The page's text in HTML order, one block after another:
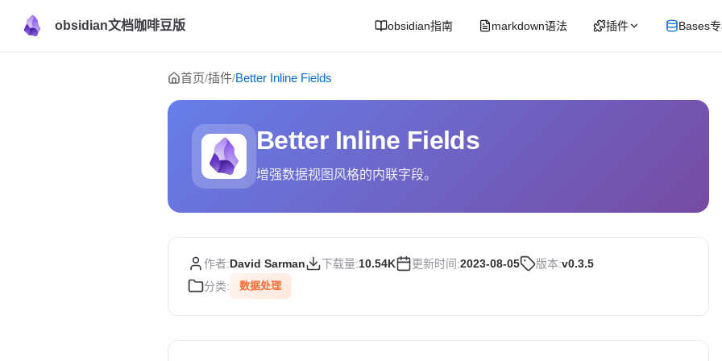
obsidian文档咖啡豆版 obsidian指南 markdown语法 插件 Bases
Skip to content
首页/插件/Better Inline Fields
Better Inline Fields
增强数据视图风格的内联字段。
作者:David Sarman 下载量:10.54K 更新时间:2023-08-05 版本:v0.3.5
分类:
数据处理